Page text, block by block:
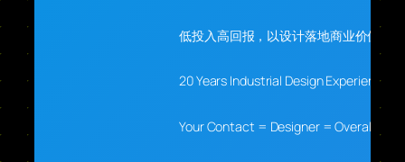
低投入高回报，以设计落地商业价值
20 Years Industrial Design Experience
Your Contact = Designer = Overall Lead